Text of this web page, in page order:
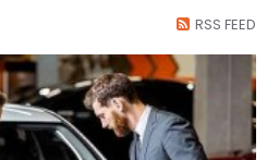
RSS FEED